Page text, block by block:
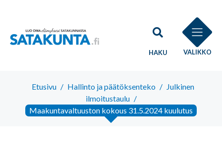
HAKU VALIKKO
Etusivu / Hallinto ja päätöksenteko / Julkinen
ilmoitustaulu /
Maakuntavaltuuston kokous 31.5.2024 kuulutus